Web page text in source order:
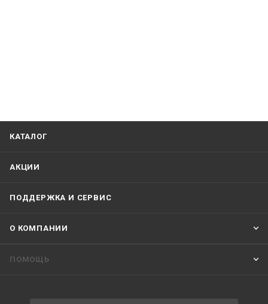
КАТАЛОГ
АКЦИИ
ПОДДЕРЖКА И СЕРВИС
О КОМПАНИИ
ПОМОЩЬ